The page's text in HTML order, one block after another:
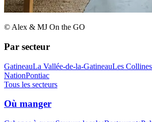
© Alex & MJ On the GO
Par secteur
GatineauLa Vallée-de-la-GatineauLes
NationPontiac
Tous les secteurs
Où manger